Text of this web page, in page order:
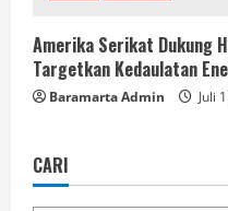
Amerika Serikat Dukung
Targetkan Kedaulatan
Baramarta Admin Juli
CARI